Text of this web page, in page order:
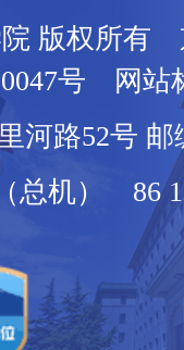
版权所有
号 网站
河路52号 邮
总机） 86